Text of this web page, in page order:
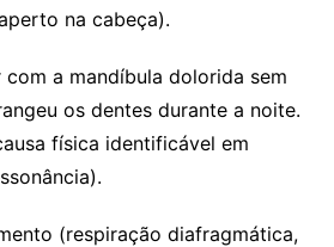
na cabeça).
a mandíbula dolorida sem
os dentes durante a noite.
física identificável em
(respiração diafragmática,